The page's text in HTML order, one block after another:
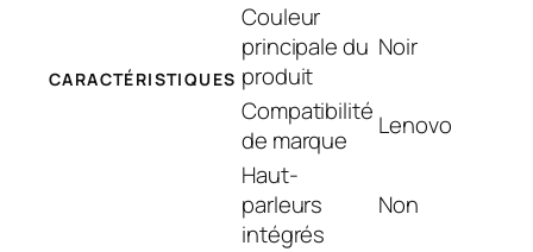
CARACTÉRISTIQUES
Couleur
principale du
produit
Noir
Compatibilité
de marque
Lenovo
Haut-
parleurs
intégrés
Non